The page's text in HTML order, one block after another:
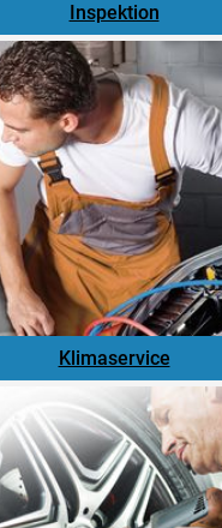
Inspektion
Klimaservice